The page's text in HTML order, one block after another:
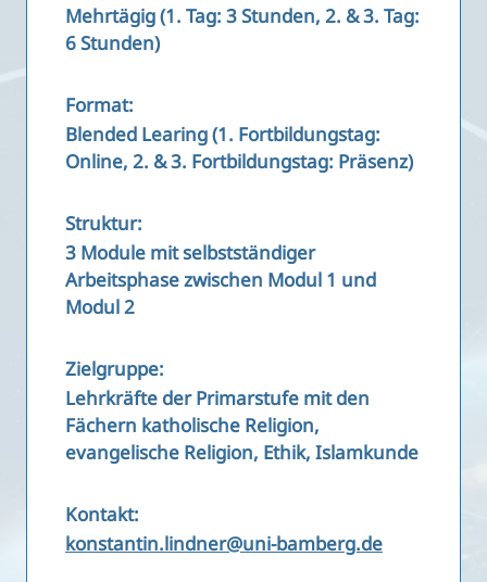
Mehrtägig (1. Tag: 3 Stunden, 2. & 3. Tag:
6 Stunden)
Format:
Blended Learing (1. Fortbildungstag:
Online, 2. & 3. Fortbildungstag: Präsenz)
Struktur:
3 Module mit selbstständiger
Arbeitsphase zwischen Modul 1 und
Modul 2
Zielgruppe:
Lehrkräfte der Primarstufe mit den
Fächern katholische Religion,
evangelische Religion, Ethik, Islamkunde
Kontakt:
konstantin.lindner@uni-bamberg.de